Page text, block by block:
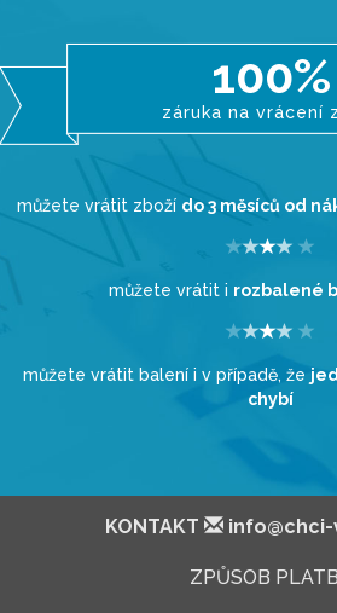
100%
záruka na vrácení
můžete vrátit zboží do 3 měsíců od
můžete vrátit i rozbalené
můžete vrátit balení i v případě, že
chybí
KONTAKT info@chci-
ZPŮSOB